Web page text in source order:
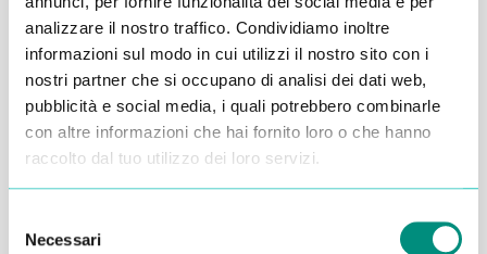
analizzare il nostro traffico. Condividiamo inoltre
informazioni sul modo in cui utilizzi il nostro sito con i
nostri partner che si occupano di analisi dei dati web,
pubblicità e social media, i quali potrebbero combinarle
con altre informazioni che hai fornito loro o che hanno
raccolto dal tuo utilizzo dei loro servizi.
delNecessari
Alessandro Alfonsetti
Inserisci i tuoi dati qui, ti ricontatteremo